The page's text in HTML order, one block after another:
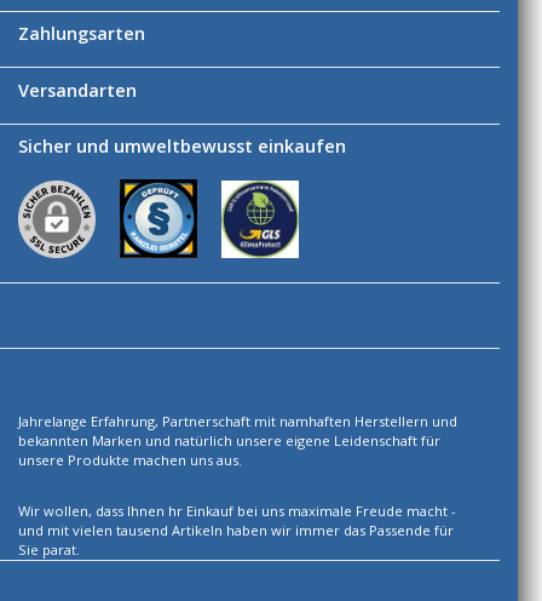
Zahlungsarten
Versandarten
Sicher und umweltbewusst einkaufen
Jahrelange Erfahrung, Partnerschaft mit namhaften Herstellern und
bekannten Marken und natürlich unsere eigene Leidenschaft für
unsere Produkte machen uns aus.
Wir wollen, dass Ihnen hr Einkauf bei uns maximale Freude macht -
und mit vielen tausend Artikeln haben wir immer das Passende für
Sie parat.